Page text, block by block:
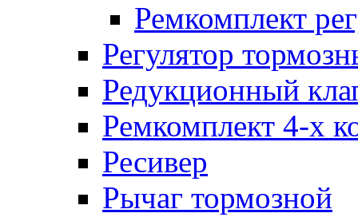
Ремкомплект
Регулятор
Редукционный
Ремкомплект 4-х
Ресивер
Рычаг тормозной